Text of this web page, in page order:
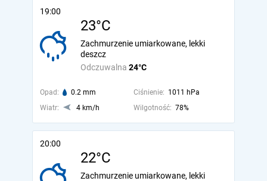
19:00
23°C
Odczuwalna 24°C
Zachmurzenie umiarkowane, lekki
deszcz
Opad: 0.2 mm Ciśnienie: 1011 hPa
Wiatr:
4 km/h Wilgotność: 78%
20:00
22°C
Zachmurzenie umiarkowane, lekki